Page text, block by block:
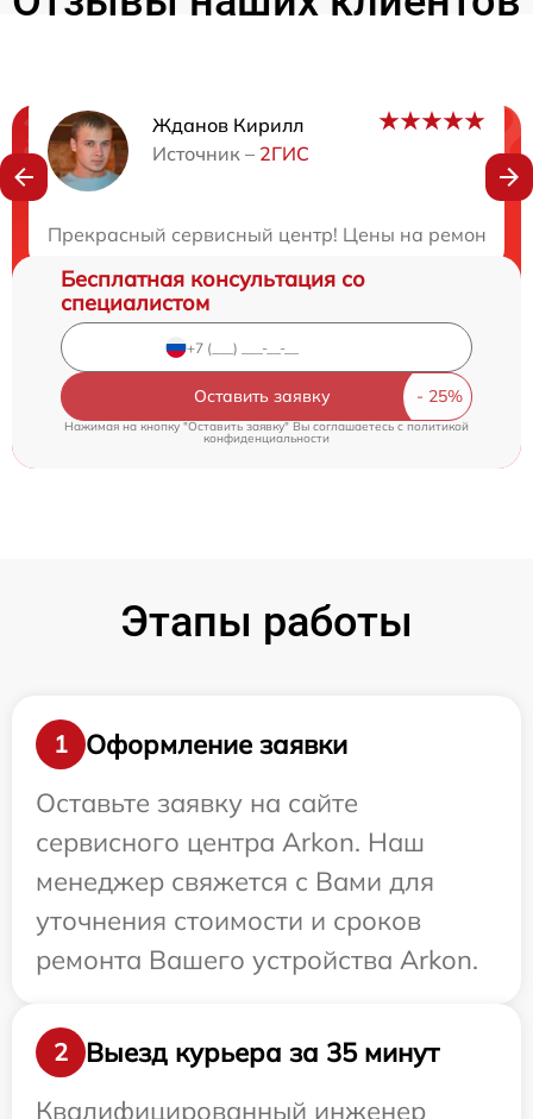
Жданов Кирилл
Источник – 2ГИС
Прекрасный сервисный центр! Цены на ремонт
Нужна консультация?
Бесплатная консультация со
специалистом
Оставить заявку
Нажимая на кнопку "Оставить заявку" Вы соглашаетесь c политикой
конфиденциальности
Этапы работы
1
Оформление заявки
Оставьте заявку на сайте
сервисного центра Arkon. Наш
менеджер свяжется с Вами для
уточнения стоимости и сроков
ремонта Вашего устройства Arkon.
2
Выезд курьера за 35 минут
Квалифицированный инженер